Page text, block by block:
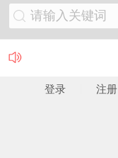
请输入关键词
登录 注册